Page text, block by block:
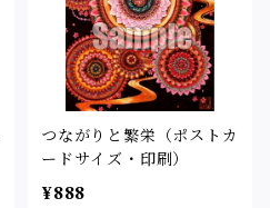
つながりと繁栄（ポストカ
ードサイズ・印刷）
¥888